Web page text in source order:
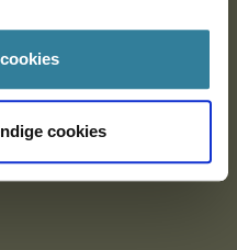
cookies